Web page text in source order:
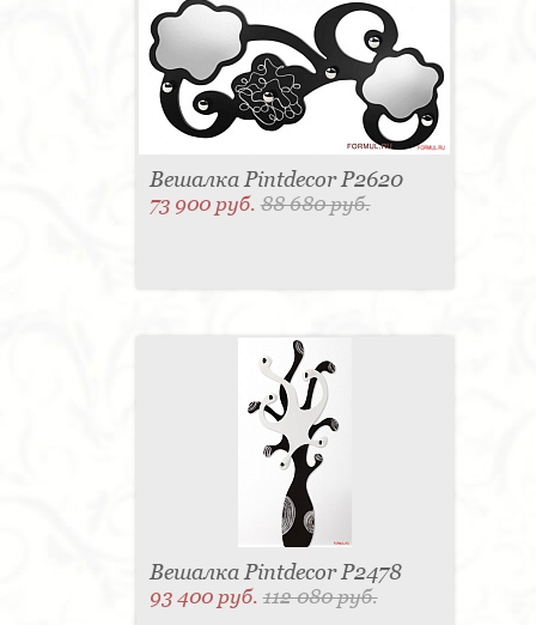
Вешалка Pintdecor P2620
73 900 руб.88 680 руб.
Вешалка Pintdecor P2478
93 400 руб.112 080 руб.